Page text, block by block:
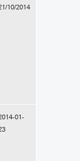
10/2014
01-